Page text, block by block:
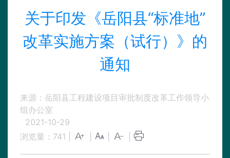
关于印发《岳阳县“标准地”
改革实施方案（试行）》的
通知
来源：岳阳县工程建设项目审批制度改革工作领导小
组办公室
2021-10-29
浏览量： 741